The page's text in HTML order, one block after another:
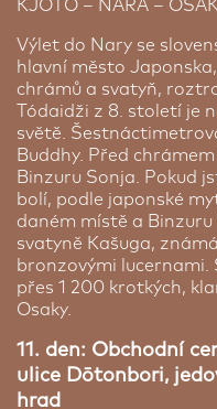
sáčky zeleného čaje
KJÓTO – NARA –
Výlet do Nary se
hlavní město
chrámů a svatyň,
Tódaidži z 8. století je
světě.
Buddhy. Před
Binzuru Sonja. Pokud
bolí, podle japonské
daném místě a Binzuru
svatyně Kašuga,
bronzovými
přes 1 200 krotkých,
Osaky.
11. den: Obchodní
ulice Dōtonbori,
hrad